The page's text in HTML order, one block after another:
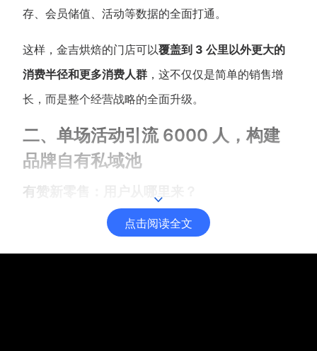
存、会员储值、活动等数据的全面打通。
这样，金吉烘焙的门店可以覆盖到 3 公里以外更大的
消费半径和更多消费人群 ，这不仅仅是简单的销售增
长，而是整个经营战略的全面升级。
二、单场活动引流 6000 人，构建
品牌自有私域池
有赞新零售：用户从哪里来？
点击阅读全文